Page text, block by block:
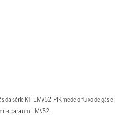
da série KT-LMV52-PIK mede o fluxo de gás e
para um LMV52.